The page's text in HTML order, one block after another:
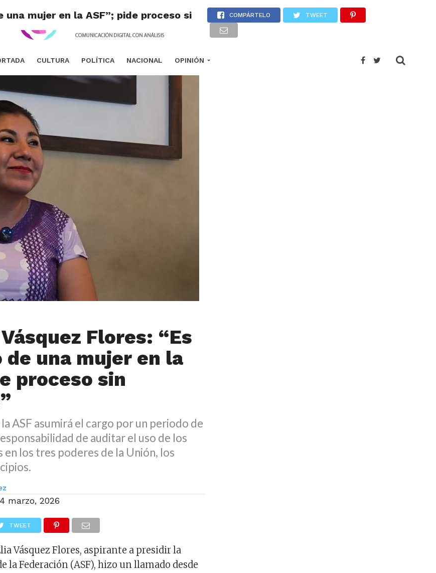
CULTURA POLÍTICA NACIONAL OPINIÓN
una mujer en la ASF”; pide proceso sin “dedazos”
COMPÁRTELO TWEET
Flores: “Es
de una mujer en la
proceso sin
ASF asumirá el cargo por un periodo de
de auditar el uso de los
los tres poderes de la Unión, los
4 marzo, 2026
TWEET
Vásquez Flores, aspirante a presidir la
la Federación (ASF), hizo un llamado desde